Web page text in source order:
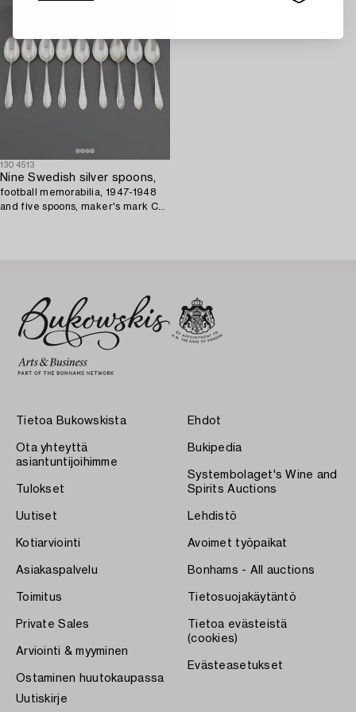
1304513
Nine Swedish silver spoons,
football memorabilia, 1947-1948
and five spoons, maker's mark CG
Tietoa Bukowskista
Ota yhteyttä
asiantuntijoihimme
Tulokset
Uutiset
Kotiarviointi
Asiakaspalvelu
Toimitus
Private Sales
Arviointi & myyminen
Ostaminen huutokaupassa
Ehdot
Bukipedia
Systembolaget's Wine and
Spirits Auctions
Lehdistö
Avoimet työpaikat
Bonhams - All auctions
Tietosuojakäytäntö
Tietoa evästeistä
(cookies)
Evästeasetukset
Uutiskirje